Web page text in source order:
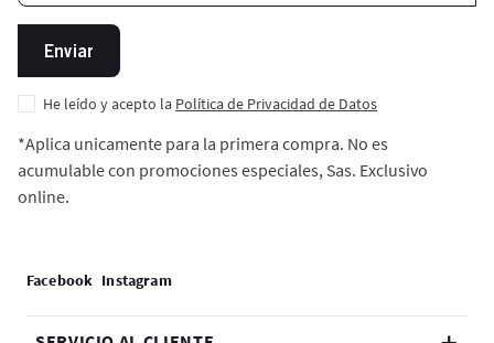
Enviar
He leído y acepto la Política de Privacidad de Datos
*Aplica unicamente para la primera compra. No es
acumulable con promociones especiales, Sas. Exclusivo
online.